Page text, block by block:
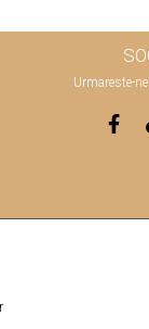
Urmareste-